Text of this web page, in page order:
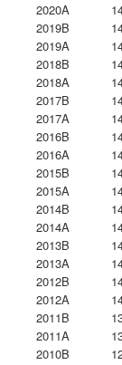
2020A
2019B
2019A
2018B
2018A
2017B
2017A
2016B
2016A
2015B
2015A
2014B
2014A
2013B
2013A
2012B
2012A
2011B
2011A
2010B